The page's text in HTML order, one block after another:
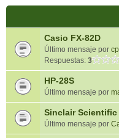
Casio FX-82D
Último mensaje por
Respuestas: 3
HP-28S
Último mensaje por
Sinclair Scientific
Último mensaje por